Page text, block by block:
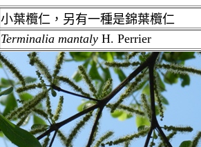
小葉欖仁，另有一種是錦葉欖仁
Terminalia mantaly H. Perrier